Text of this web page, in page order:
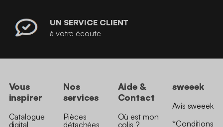
UN SERVICE CLIENT
à votre écoute
Vous
inspirer
Catalogue
digital
Nos
services
Pièces
détachées
Aide &
Contact
Où est mon
colis ?
sweeek
Avis sweeek
*Conditions